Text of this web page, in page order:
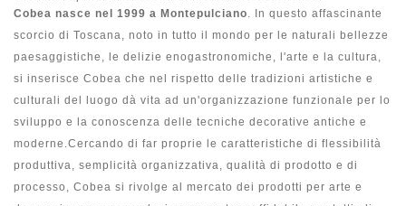
Cobea nasce nel 1999 a Montepulciano. In questo affascinante
scorcio di Toscana, noto in tutto il mondo per le naturali bellezze
paesaggistiche, le delizie enogastronomiche, l'arte e la cultura,
si inserisce Cobea che nel rispetto delle tradizioni artistiche e
culturali del luogo dà vita ad un'organizzazione funzionale per lo
sviluppo e la conoscenza delle tecniche decorative antiche e
moderne.Cercando di far proprie le caratteristiche di flessibilità
produttiva, semplicità organizzativa, qualità di prodotto e di
processo, Cobea si rivolge al mercato dei prodotti per arte e